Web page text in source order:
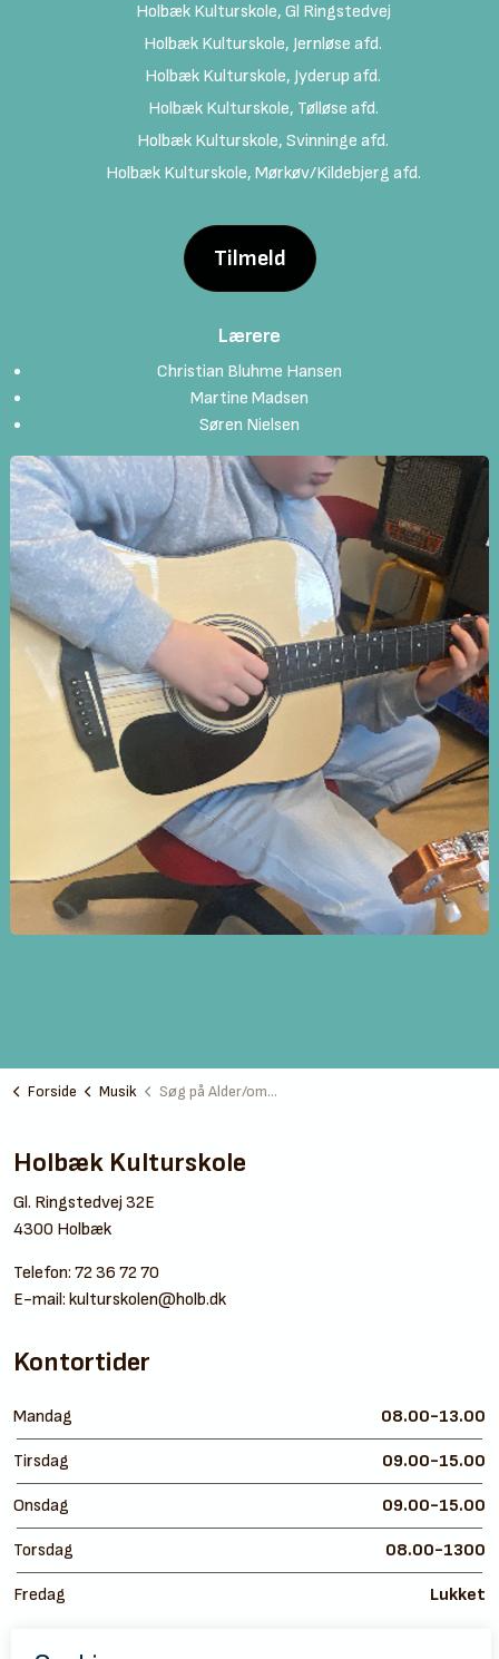
Holbæk Kulturskole, Gl Ringstedvej
Holbæk Kulturskole, Jernløse afd.
Holbæk Kulturskole, Jyderup afd.
Holbæk Kulturskole, Tølløse afd.
Holbæk Kulturskole, Svinninge afd.
Holbæk Kulturskole, Mørkøv/Kildebjerg afd.
Tilmeld
Lærere
Christian Bluhme Hansen
Martine Madsen
Søren Nielsen
Forside Musik Søg på Alder/område
Holbæk Kulturskole
Gl. Ringstedvej 32E
4300 Holbæk
Telefon: 72 36 72 70
E-mail: kulturskolen@holb.dk
Kontortider
Mandag 08.00-13.00
Tirsdag 09.00-15.00
Onsdag 09.00-15.00
Torsdag 08.00-1300
Fredag Lukket